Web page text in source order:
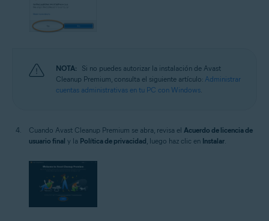
NOTA:
Si no puedes autorizar la instalación de Avast
Cleanup Premium, consulta el siguiente artículo: Administrar
cuentas administrativas en tu PC con Windows.
Cuando Avast Cleanup Premium se abra, revisa el Acuerdo de licencia de
usuario final y la Política de privacidad, luego haz clic en Instalar.